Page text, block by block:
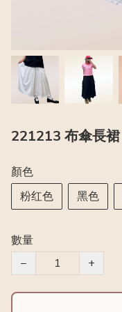
221213 布傘長裙
顏色
粉红色
黑色
數量
−
+